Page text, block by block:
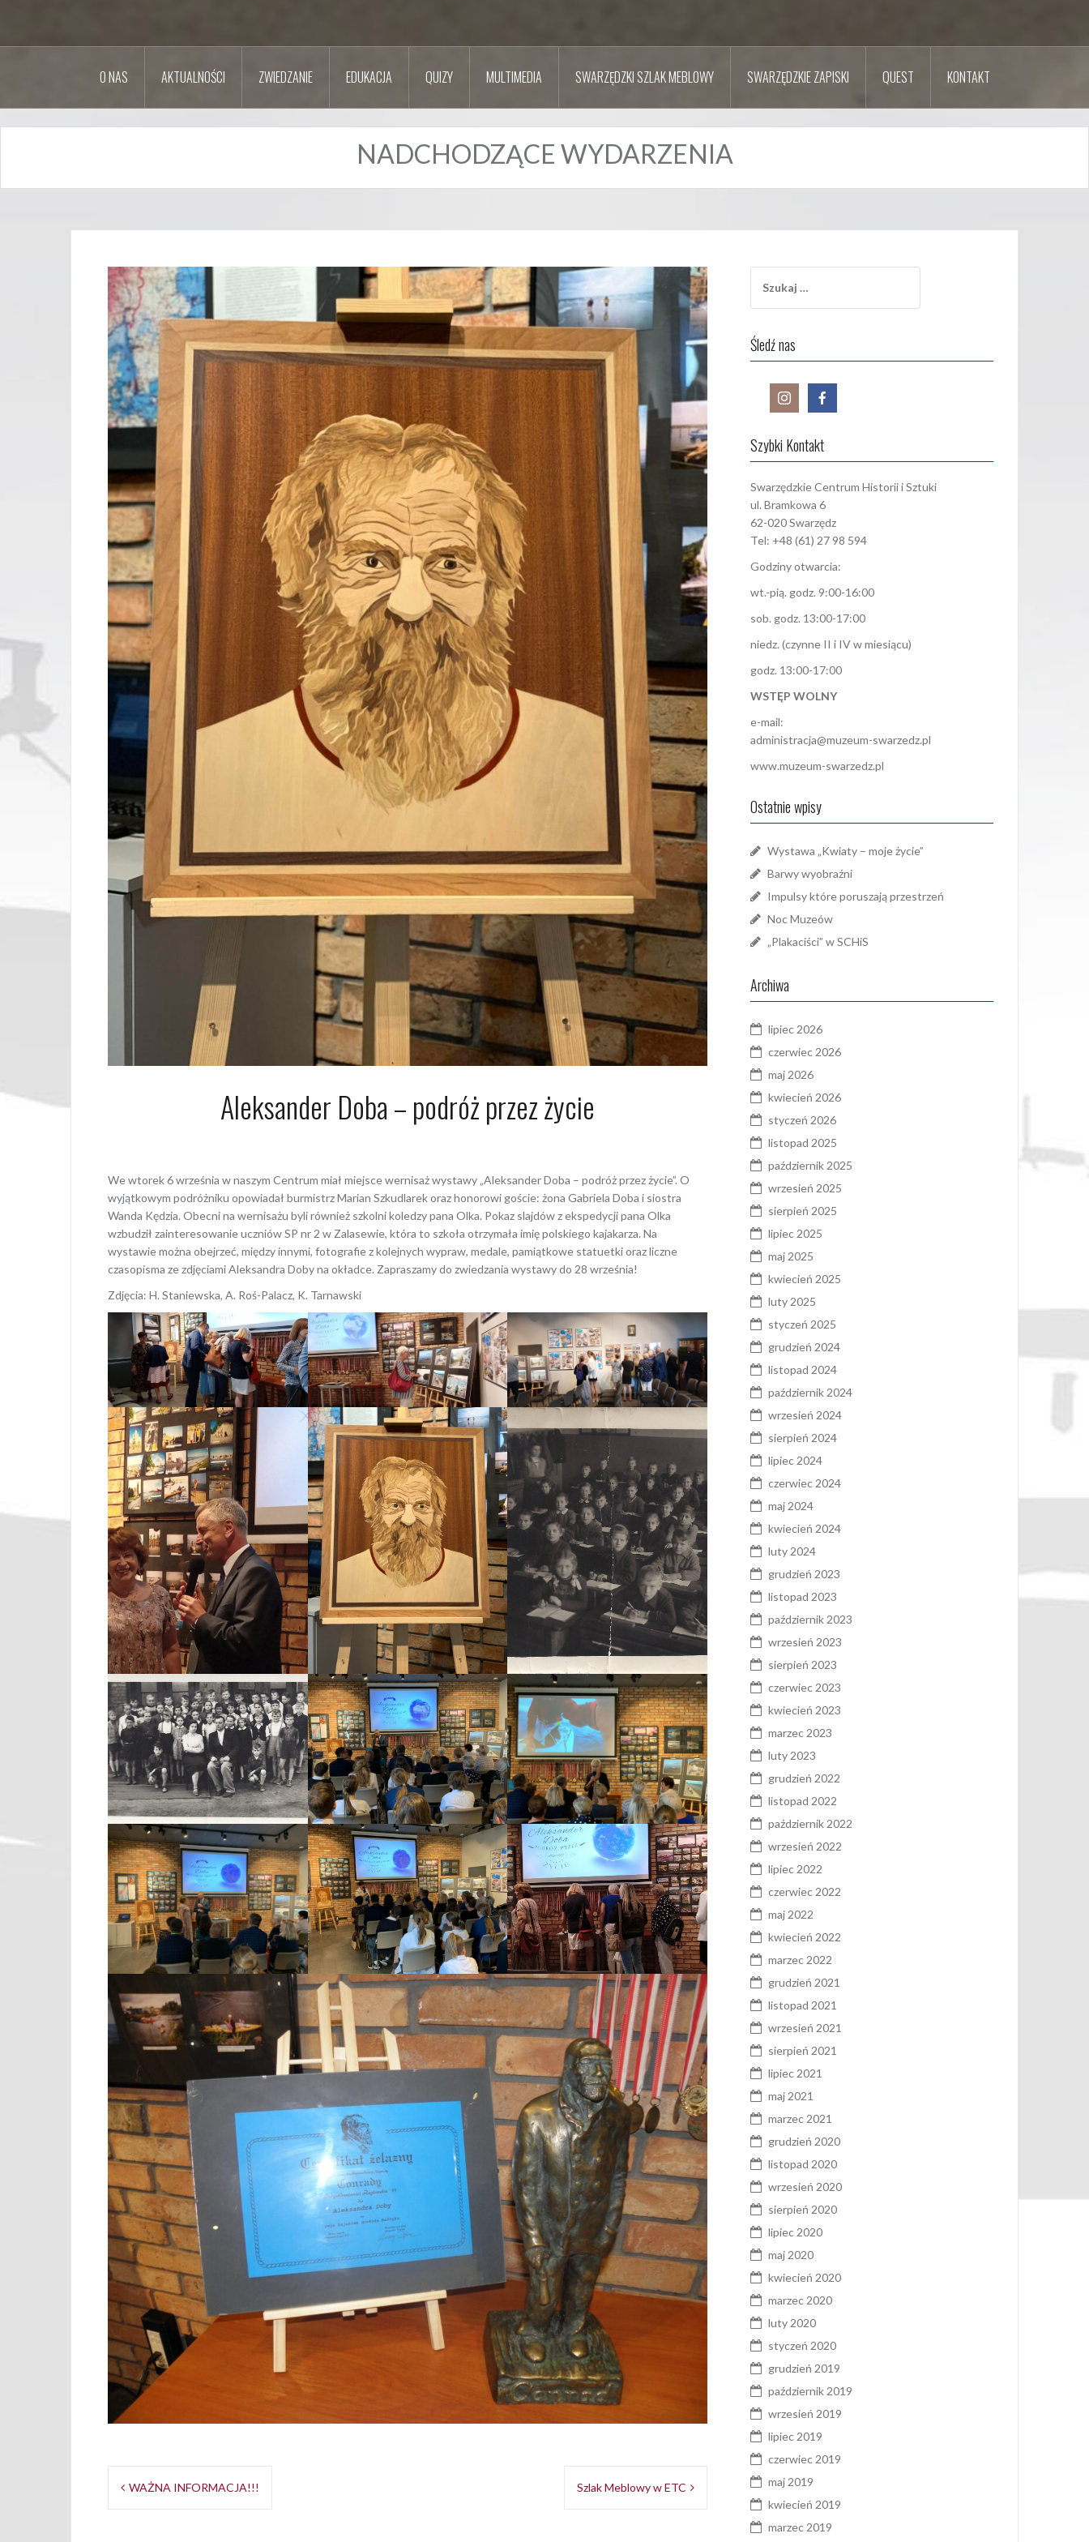
O NAS AKTUALNOŚCI ZWIEDZANIE EDUKACJA QUIZY MULTIMEDIA SWARZĘDZKI SZLAK MEBLOWY SWARZĘDZKIE ZAPISKI QUEST KONTAKT
NADCHODZĄCE WYDARZENIA
Aleksander Doba – podróż przez życie
We wtorek 6 września w naszym Centrum miał miejsce wernisaż wystawy „Aleksander Doba – podróż przez życie”. O
wyjątkowym podróżniku opowiadał burmistrz Marian Szkudlarek oraz honorowi goście: żona Gabriela Doba i siostra
Wanda Kędzia. Obecni na wernisażu byli również szkolni koledzy pana Olka. Pokaz slajdów z ekspedycji pana Olka
wzbudził zainteresowanie uczniów SP nr 2 w Zalasewie, która to szkoła otrzymała imię polskiego kajakarza. Na
wystawie można obejrzeć, między innymi, fotografie z kolejnych wypraw, medale, pamiątkowe statuetki oraz liczne
czasopisma ze zdjęciami Aleksandra Doby na okładce. Zapraszamy do zwiedzania wystawy do 28 września!
Zdjęcia: H. Staniewska, A. Roś-Palacz, K. Tarnawski
Nawigacja
WAŻNA INFORMACJA!!! Szlak Meblowy w ETC
Śledź nas
Szybki Kontakt
Swarzędzkie Centrum Historii i Sztuki
ul. Bramkowa 6
62-020 Swarzędz
Tel: +48 (61) 27 98 594
Godziny otwarcia:
wt.-pią. godz. 9:00-16:00
sob. godz. 13:00-17:00
niedz. (czynne II i IV w miesiącu)
godz. 13:00-17:00
WSTĘP WOLNY
e-mail:
administracja@muzeum-swarzedz.pl
www.muzeum-swarzedz.pl
Ostatnie wpisy
Wystawa „Kwiaty – moje życie”
Barwy wyobraźni
Impulsy które poruszają przestrzeń
Noc Muzeów
„Plakaciści” w SCHiS
Archiwa
lipiec 2026
czerwiec 2026
maj 2026
kwiecień 2026
styczeń 2026
listopad 2025
październik 2025
wrzesień 2025
sierpień 2025
lipiec 2025
maj 2025
kwiecień 2025
luty 2025
styczeń 2025
grudzień 2024
listopad 2024
październik 2024
wrzesień 2024
sierpień 2024
lipiec 2024
czerwiec 2024
maj 2024
kwiecień 2024
luty 2024
grudzień 2023
listopad 2023
październik 2023
wrzesień 2023
sierpień 2023
czerwiec 2023
kwiecień 2023
marzec 2023
luty 2023
grudzień 2022
listopad 2022
październik 2022
wrzesień 2022
lipiec 2022
czerwiec 2022
maj 2022
kwiecień 2022
marzec 2022
grudzień 2021
listopad 2021
wrzesień 2021
sierpień 2021
lipiec 2021
maj 2021
marzec 2021
grudzień 2020
listopad 2020
wrzesień 2020
sierpień 2020
lipiec 2020
maj 2020
kwiecień 2020
marzec 2020
luty 2020
styczeń 2020
grudzień 2019
październik 2019
wrzesień 2019
lipiec 2019
czerwiec 2019
maj 2019
kwiecień 2019
marzec 2019